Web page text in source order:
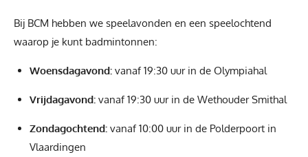
Bij BCM hebben we speelavonden en een speelochtend
waarop je kunt badmintonnen:
Woensdagavond:vanaf 19:30 uur in de Olympiahal
Vrijdagavond:vanaf 19:30 uur in de Wethouder Smithal
Zondagochtend:vanaf 10:00 uur in de Polderpoort in
Vlaardingen